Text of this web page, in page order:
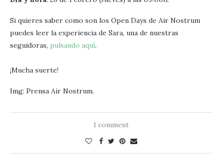
Si quieres saber como son los Open Days de Air Nostrum
puedes leer la experiencia de Sara, una de nuestras
seguidoras, pulsando aquí.
¡Mucha suerte!
Img: Prensa Air Nostrum.
1 comment